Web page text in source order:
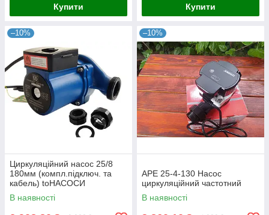
Купити Купити
–10%
Циркуляційний насос 25/8
180мм (компл.підключ. та
кабель) toНАСОСИ
В наявності
–10%
APE 25-4-130 Насос
циркуляційний частотний
В наявності